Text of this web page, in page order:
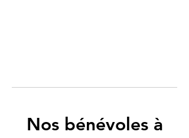
Nos bénévoles à